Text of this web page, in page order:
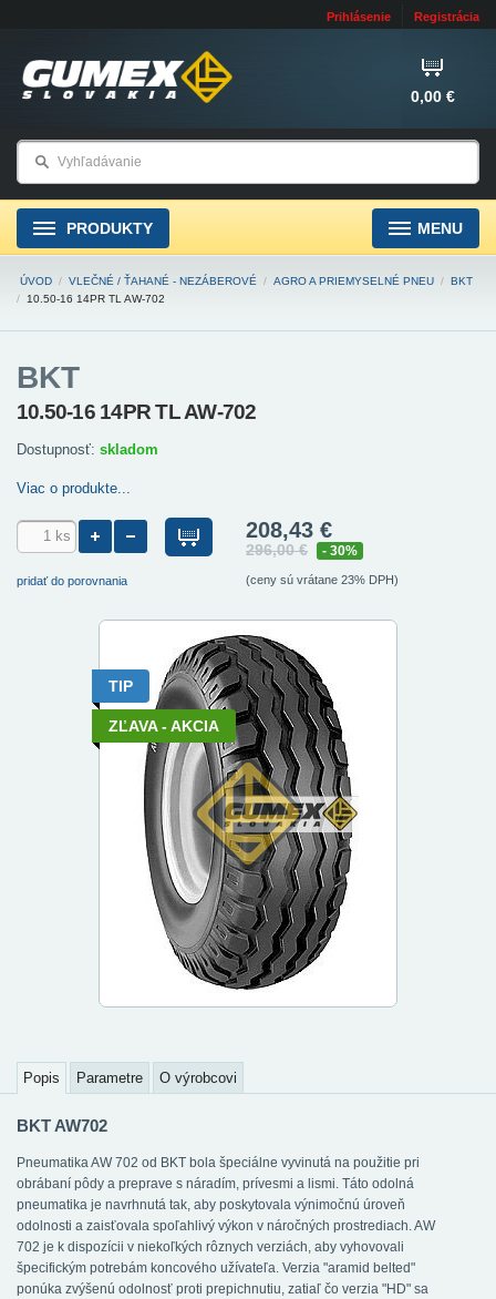
Prihlásenie Registrácia
0,00 €
PRODUKTY MENU
ÚVOD / VLEČNÉ / ŤAHANÉ - NEZÁBEROVÉ / AGRO A PRIEMYSELNÉ PNEU / BKT
/
10.50-16 14PR TL AW-702
BKT
10.50-16 14PR TL AW-702
Dostupnosť: skladom
Viac o produkte...
pridať do porovnania
208,43 €
296,00 € - 30%
(ceny sú vrátane 23% DPH)
TIP
ZĽAVA - AKCIA
Popis Parametre O výrobcovi
BKT AW702
Pneumatika AW 702 od BKT bola špeciálne vyvinutá na použitie pri
obrábaní pôdy a preprave s náradím, prívesmi a lismi. Táto odolná
pneumatika je navrhnutá tak, aby poskytovala výnimočnú úroveň
odolnosti a zaisťovala spoľahlivý výkon v náročných prostrediach. AW
702 je k dispozícii v niekoľkých rôznych verziách, aby vyhovovali
špecifickým potrebám koncového užívateľa. Verzia "aramid belted"
ponúka zvýšenú odolnosť proti prepichnutiu, zatiaľ čo verzia "HD" sa